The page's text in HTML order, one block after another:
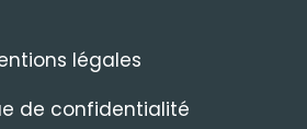
légales
de confidentialité